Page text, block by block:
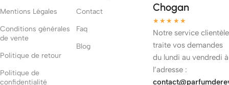
Mentions Légales
Conditions générales
de vente
Politique de retour
Politique de
confidentialité
Contact
Faq
Blog
Chogan
★★★★★
Notre service clientèle
traite vos demandes
du lundi au vendredi à
l’adresse :